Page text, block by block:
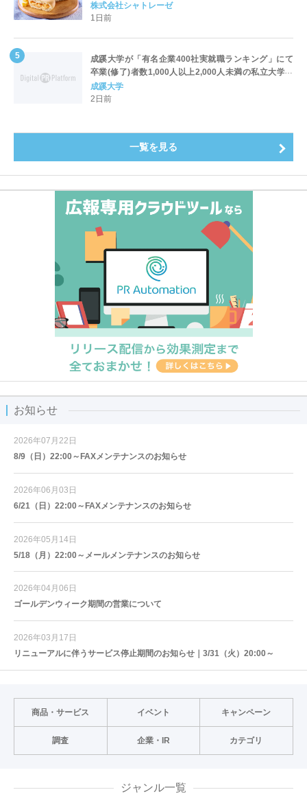
株式会社シャトレーゼ
1日前
成蹊大学が「有名企業400社実就職ランキング」にて
卒業(修了)者数1,000人以上2,000人未満の私立大学で
全国第1位を獲得！～実就職率は26.5%（前年比＋
4.3pt）に伸長、東京の私立大学でも10位にランクイン
成蹊大学
2日前
一覧を見る
お知らせ
2026年07月22日
8/9（日）22:00～FAXメンテナンスのお知らせ
2026年06月03日
6/21（日）22:00～FAXメンテナンスのお知らせ
2026年05月14日
5/18（月）22:00～メールメンテナンスのお知らせ
2026年04月06日
ゴールデンウィーク期間の営業について
2026年03月17日
リニューアルに伴うサービス停止期間のお知らせ｜3/31（火）20:00～
商品・サービス イベント キャンペーン
調査 企業・IR カテゴリ
ジャンル一覧